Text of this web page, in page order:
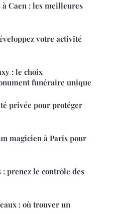
Caen : les meilleures
votre activité
: le choix
funéraire unique
privée pour protéger
magicien à Paris pour
prenez le contrôle des
: où trouver un